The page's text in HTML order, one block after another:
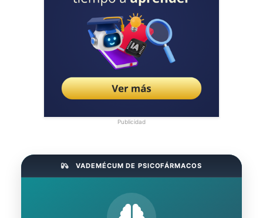
Publicidad
VADEMÉCUM DE PSICOFÁRMACOS